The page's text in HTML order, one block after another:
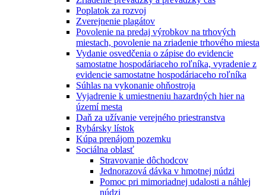
Poplatok za rozvoj
Zverejnenie plagátov
Povolenie na predaj výrobkov na trhových
miestach, povolenie na zriadenie trhového miesta
Vydanie osvedčenia o zápise do evidencie
samostatne hospodáriaceho roľníka, vyradenie z
evidencie samostatne hospodáriaceho roľníka
Súhlas na vykonanie ohňostroja
Vyjadrenie k umiestneniu hazardných hier na
území mesta
Daň za užívanie verejného priestranstva
Rybársky lístok
Kúpa prenájom pozemku
Sociálna oblasť
Stravovanie dôchodcov
Jednorazová dávka v hmotnej núdzi
Pomoc pri mimoriadnej udalosti a náhlej
núdzi